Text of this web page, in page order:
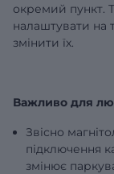
окремий пункт.
налаштувати на
змінити їх.
Важливо для
Звісно
підключення
змінює